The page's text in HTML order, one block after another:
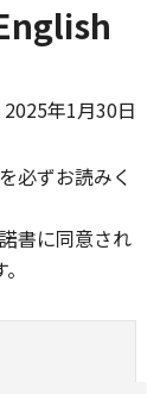
年1月30日
必ずお読みく
書に同意され